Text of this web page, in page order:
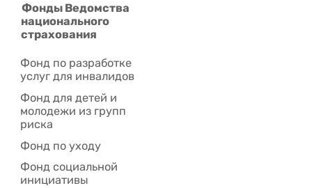
Фонды Ведомства
национального
страхования
Фонд по разработке
услуг для инвалидов
Фонд для детей и
молодежи из групп
риска
Фонд по уходу
Фонд социальной
инициативы